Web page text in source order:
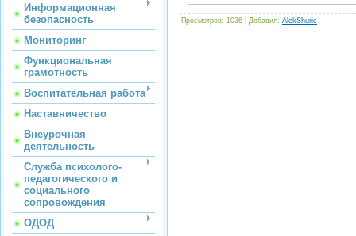
Информационная
безопасность
Мониторинг
Функциональная
грамотность
Воспитательная работа
Наставничество
Внеурочная
деятельность
Служба психолого-
педагогического и
социального
сопровождения
ОДОД
Просмотров: 1036 | Добавил: AlekShuric